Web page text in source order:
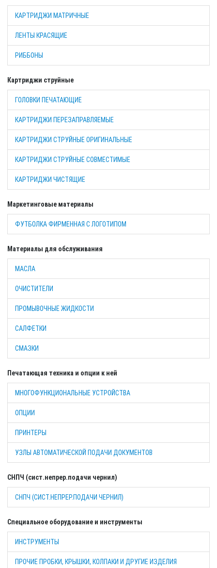
КАРТРИДЖИ МАТРИЧНЫЕ
ЛЕНТЫ КРАСЯЩИЕ
РИББОНЫ
Картриджи струйные
ГОЛОВКИ ПЕЧАТАЮЩИЕ
КАРТРИДЖИ ПЕРЕЗАПРАВЛЯЕМЫЕ
КАРТРИДЖИ СТРУЙНЫЕ ОРИГИНАЛЬНЫЕ
КАРТРИДЖИ СТРУЙНЫЕ СОВМЕСТИМЫЕ
КАРТРИДЖИ ЧИСТЯЩИЕ
Маркетинговые материалы
ФУТБОЛКА ФИРМЕННАЯ С ЛОГОТИПОМ
Материалы для обслуживания
МАСЛА
ОЧИСТИТЕЛИ
ПРОМЫВОЧНЫЕ ЖИДКОСТИ
САЛФЕТКИ
СМАЗКИ
Печатающая техника и опции к ней
МНОГОФУНКЦИОНАЛЬНЫЕ УСТРОЙСТВА
ОПЦИИ
ПРИНТЕРЫ
УЗЛЫ АВТОМАТИЧЕСКОЙ ПОДАЧИ ДОКУМЕНТОВ
СНПЧ (сист.непрер.подачи чернил)
СНПЧ (СИСТ.НЕПРЕР.ПОДАЧИ ЧЕРНИЛ)
Специальное оборудование и инструменты
ИНСТРУМЕНТЫ
ПРОЧИЕ ПРОБКИ, КРЫШКИ, КОЛПАКИ И ДРУГИЕ ИЗДЕЛИЯ